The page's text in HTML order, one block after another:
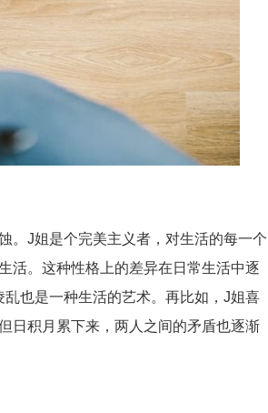
。J姐是个完美主义者，对生活的每一个
活。这种性格上的差异在日常生活中逐
也是一种生活的艺术。再比如，J姐喜
日积月累下来，两人之间的矛盾也逐渐